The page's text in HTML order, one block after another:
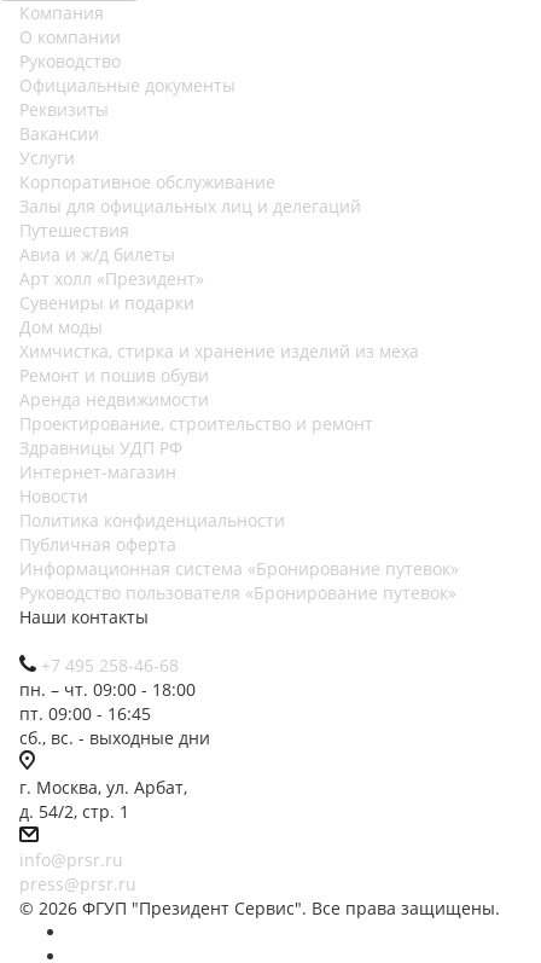
Компания
О компании
Руководство
Официальные документы
Реквизиты
Вакансии
Услуги
Корпоративное обслуживание
Залы для официальных лиц и делегаций
Путешествия
Авиа и ж/д билеты
Арт холл «Президент»
Сувениры и подарки
Дом моды
Химчистка, стирка и хранение изделий из меха
Ремонт и пошив обуви
Аренда недвижимости
Проектирование, строительство и ремонт
Здравницы УДП РФ
Интернет-магазин
Новости
Политика конфиденциальности
Публичная оферта
Информационная система «Бронирование путевок»
Руководство пользователя «Бронирование путевок»
Наши контакты
+7 495 258-46-68
пн. – чт. 09:00 - 18:00
пт. 09:00 - 16:45
сб., вс. - выходные дни
г. Москва, ул. Арбат,
д. 54/2, стр. 1
info@prsr.ru
press@prsr.ru
© 2026 ФГУП "Президент Сервис". Все права защищены.